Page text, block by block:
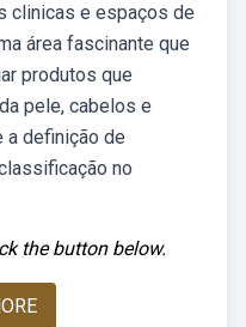
clinicas e espaços de
área fascinante que
produtos que
pele, cabelos e
a definição de
no
the button below.